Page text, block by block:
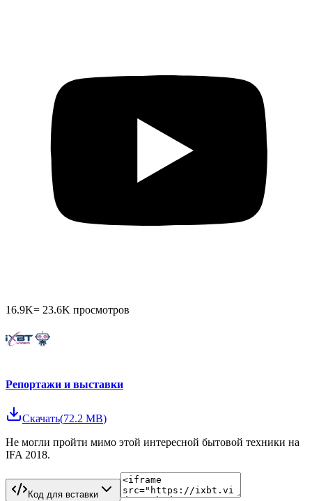
16.9K= 23.6K просмотров
Репортажи и выставки
Скачать(72.2 MB)
Не могли пройти мимо этой интересной бытовой техники на
IFA 2018.
Код для вставки